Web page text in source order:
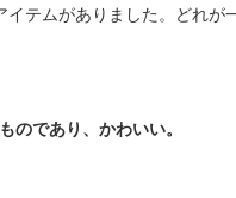
イテムがありました。どれ
であり、かわいい。